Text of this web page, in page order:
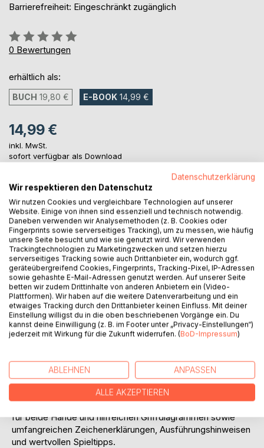
Barrierefreiheit: Eingeschränkt zugänglich
Bewertung::
0%
0 Bewertungen
erhältlich als:
BUCH 19,80 € E-BOOK 14,99 €
14,99 €
inkl. MwSt.
sofort verfügbar als Download
IN DEN WARENKORB
Auf die Merkliste
Titel bewerten
BESCHREIBUNG
Eine Sammlung (Band 1) der schönsten Duostücke von
Lobito für zwei Ukulelen in der hawaiischen C-Stimmung
(g-c-e-a) sowohl in traditioneller Notenschrift als auch in
leicht lesbaren Tabulaturen mit ausführlichen Fingersätzen
für beide Hände und hilfreichen Griffdiagrammen sowie
umfangreichen Zeichenerklärungen, Ausführungshinweisen
und wertvollen Spieltipps.
Datenschutzerklärung
Wir respektieren den Datenschutz
Wir nutzen Cookies und vergleichbare Technologien auf unserer
Website. Einige von ihnen sind essenziell und technisch notwendig.
Daneben verwenden wir Analysemethoden (z. B. Cookies oder
Fingerprints sowie serverseitiges Tracking), um zu messen, wie häufig
unsere Seite besucht und wie sie genutzt wird. Wir verwenden
Trackingtechnologien zu Marketingzwecken und setzen hierzu
serverseitiges Tracking sowie auch Drittanbieter ein, wodurch ggf.
geräteübergreifend Cookies, Fingerprints, Tracking-Pixel, IP-Adressen
sowie gehashte E-Mail-Adressen genutzt werden. Auf unserer Seite
betten wir zudem Drittinhalte von anderen Anbietern ein (Video-
Plattformen). Wir haben auf die weitere Datenverarbeitung und ein
etwaiges Tracking durch den Drittanbieter keinen Einfluss. Mit deiner
Einstellung willigst du in die oben beschriebenen Vorgänge ein. Du
kannst deine Einwilligung (z. B. im Footer unter „Privacy-Einstellungen“)
jederzeit mit Wirkung für die Zukunft widerrufen. (BoD-Impressum)
ABLEHNEN ANPASSEN
ALLE AKZEPTIEREN